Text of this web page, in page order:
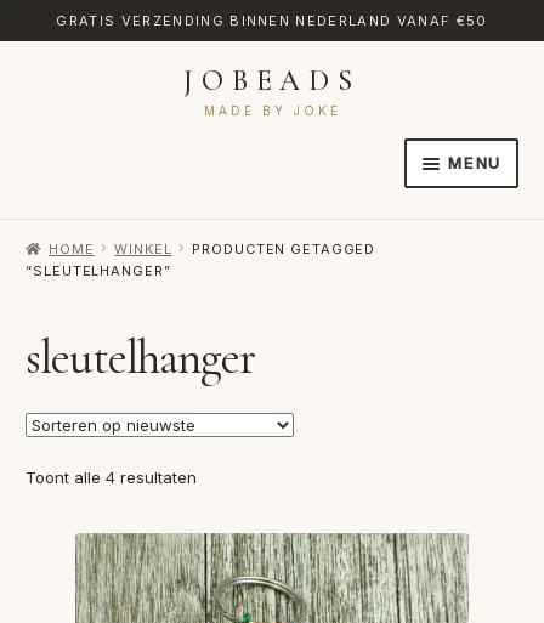
GRATIS VERZENDING BINNEN NEDERLAND VANAF €50
JOBEADS
MADE BY JOKE
MENU
AFREKENEN
CONTACT
MIJN ACCOUNT
VERLANGLIJST
VERZENDKOSTEN
HOME WINKEL
PRODUCTEN GETAGGED
“SLEUTELHANGER”
sleutelhanger
Toont alle 4 resultaten
nieuwste